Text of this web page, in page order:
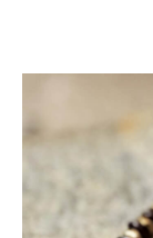
Bracelet
en
Appoline